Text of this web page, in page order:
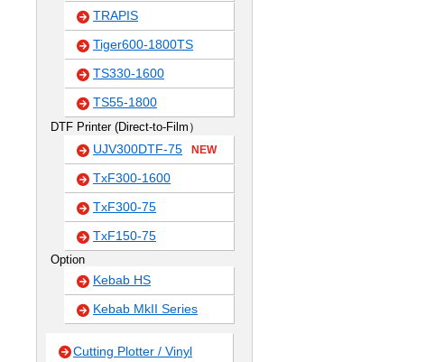
TRAPIS
Tiger600-1800TS
TS330-1600
TS55-1800
DTF Printer (Direct-to-Film）
UJV300DTF-75 NEW
TxF300-1600
TxF300-75
TxF150-75
Option
Kebab HS
Kebab MkII Series
Cutting Plotter / Vinyl